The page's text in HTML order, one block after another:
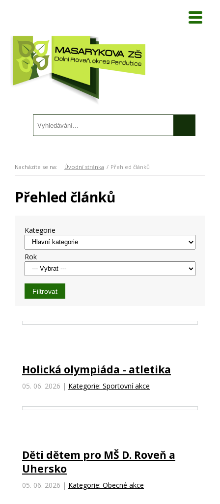
Nacházíte se na: Úvodní stránka Přehled článků
Přehled článků
Kategorie
Rok
Holická olympiáda - atletika
05. 06. 2026 | Kategorie: Sportovní akce
Děti dětem pro MŠ D. Roveň a
Uhersko
05. 06. 2026 | Kategorie: Obecné akce